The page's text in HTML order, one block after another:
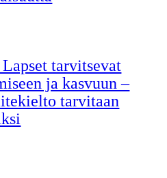
tarvitsevat
ja kasvuun –
tarvitaan